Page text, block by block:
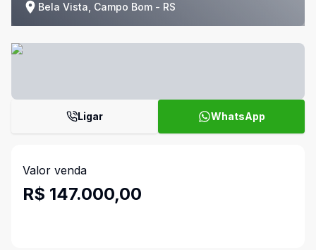
Bela Vista, Campo Bom - RS
Ligar WhatsApp
Valor venda
R$ 147.000,00